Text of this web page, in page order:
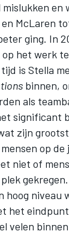
en
en McLaren
ging. In
op het werk
is Stella
binnen,
als
significant
zijn
op
niet of
hoog niveau
het
velen